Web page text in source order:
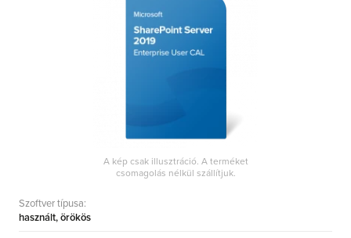
MS Exchange Server
MS SharePoint Server
MS Skype for Business Server
A kép csak illusztráció. A terméket
csomagolás nélkül szállítjuk.
Szoftver típusa:
használt, örökös